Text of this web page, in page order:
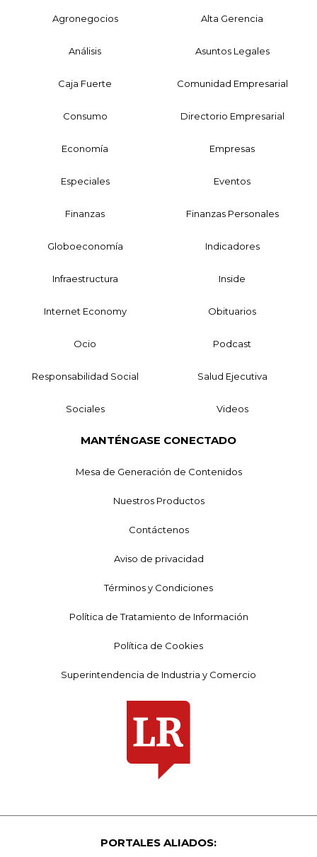
Agronegocios Alta Gerencia
Análisis Asuntos Legales
Caja Fuerte Comunidad Empresarial
Consumo Directorio Empresarial
Economía Empresas
Especiales Eventos
Finanzas Finanzas Personales
Globoeconomía Indicadores
Infraestructura Inside
Internet Economy Obituarios
Ocio Podcast
Responsabilidad Social Salud Ejecutiva
Sociales Videos
MANTÉNGASE CONECTADO
Mesa de Generación de Contenidos
Nuestros Productos
Contáctenos
Aviso de privacidad
Términos y Condiciones
Política de Tratamiento de Información
Política de Cookies
Superintendencia de Industria y Comercio
PORTALES ALIADOS: